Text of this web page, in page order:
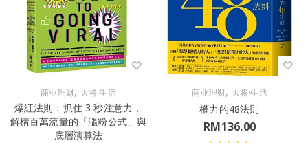
商业理财, 大将·生活
爆紅法則：抓住 3 秒注意力，
解構百萬流量的「漲粉公式」與
底層演算法
商业理财, 大将·生活
權力的48法則
RM136.00